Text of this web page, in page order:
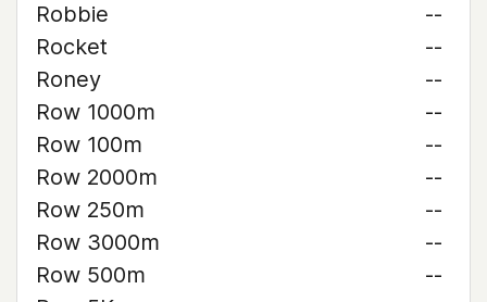
Robbie
--
Rocket
--
Roney
--
Row 1000m
--
Row 100m
--
Row 2000m
--
Row 250m
--
Row 3000m
--
Row 500m
--